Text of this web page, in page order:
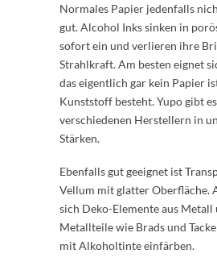
Normales Papier jedenfalls
gut. Alcohol Inks sinken in
sofort ein und verlieren ihre
Strahlkraft. Am besten eignet
das eigentlich gar kein Papier
Kunststoff besteht. Yupo gibt
verschiedenen Herstellern in
Stärken.
Ebenfalls gut geeignet ist
Vellum mit glatter Oberfläche.
sich Deko-Elemente aus Metall
Metallteile wie Brads und
mit Alkoholtinte einfärben.